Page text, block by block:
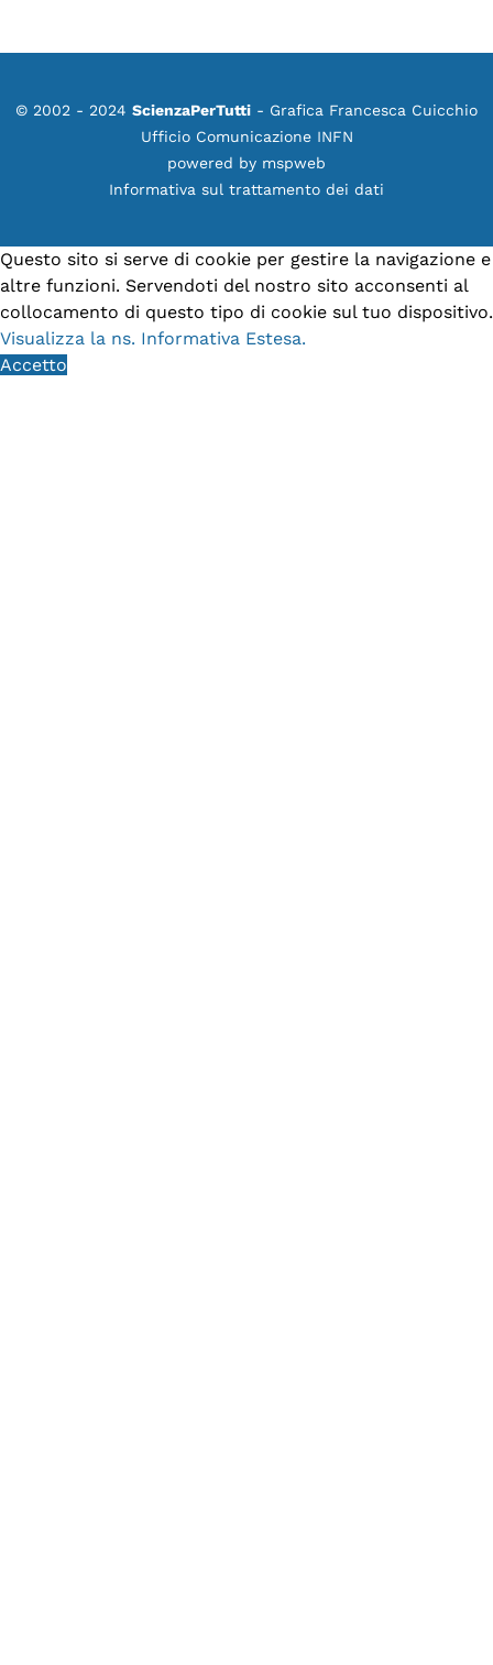
© 2002 - 2024 ScienzaPerTutti - Grafica Francesca Cuicchio
Ufficio Comunicazione INFN
powered by mspweb
Informativa sul trattamento dei dati
Questo sito si serve di cookie per gestire la navigazione e
altre funzioni. Servendoti del nostro sito acconsenti al
collocamento di questo tipo di cookie sul tuo dispositivo.
Visualizza la ns. Informativa Estesa.
Accetto